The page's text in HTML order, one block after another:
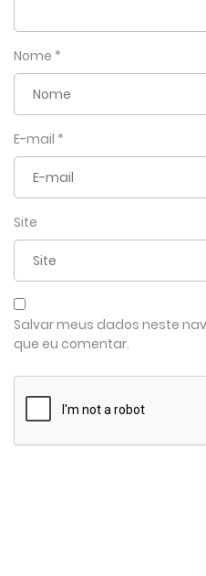
Nome *
E-mail *
Site
Salvar meus dados neste
que eu comentar.